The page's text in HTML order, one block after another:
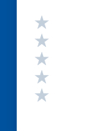
Valutazione